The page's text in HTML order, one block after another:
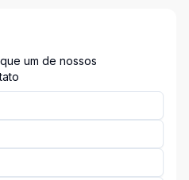
um de nossos